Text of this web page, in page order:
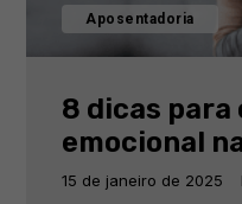
Aposentadoria
8 dicas para
emocional
15 de janeiro de 2025